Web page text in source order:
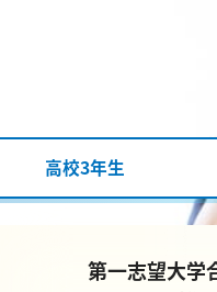
高校3年生
第一志望大学